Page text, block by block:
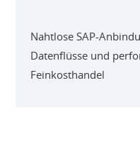
Nahtlose SAP-
Datenflüsse und
Feinkosthandel